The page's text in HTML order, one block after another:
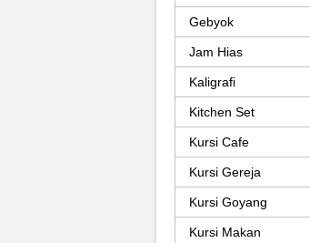
Gebyok
Jam Hias
Kaligrafi
Kitchen Set
Kursi Cafe
Kursi Gereja
Kursi Goyang
Kursi Makan